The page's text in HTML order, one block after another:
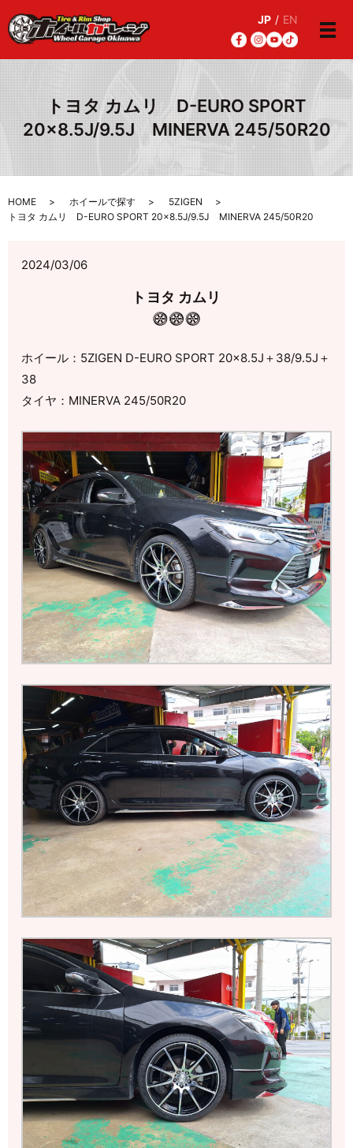
JP / EN
メ
トヨタ カムリ D-EURO SPORT
20×8.5J/9.5J MINERVA 245/50R20
HOME ホイールで探す
5ZIGEN
トヨタ カムリ D-EURO SPORT 20×8.5J/9.5J MINERVA 245/50R20
2024/03/06
トヨタ カムリ
ホイール：5ZIGEN D-EURO SPORT 20×8.5J＋38/9.5J＋
38
タイヤ：MINERVA 245/50R20